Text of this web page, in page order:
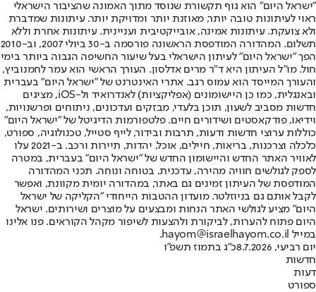
"ישראל היום" הוא גוף תקשורת שנוסד מתוך האמונה שהציבור הישראלי
ראוי לעיתונות טובה יותר, מאוזנת יותר ומדויקת יותר. עיתונות שמדברת
ולא צועקת. עיתונות אמינה, אובייקטיבית ועניינית. עיתונות אחרת וללא
תשלום. המהדורה המודפסת הראשונה פורסמה ב-30 ביולי 2007, וב-2010
הפך "ישראל היום" לעיתון הישראלי בעל שיעור החשיפה הגבוה ביותר בימי
חול. מו"ל העיתון היא ד"ר מרים אדלסון. העורך הראשי הוא עמר לחמנוביץ,
והעורך המייסד הוא עמוס רגב. אתרי האינטרנט של "ישראל היום" בעברית
ובאנגלית, כמו כן היישומונים (אפליקציות) לאנדרואיד ול-iOS, מציגים
חדשות מסביב לשעון, תוכן בלעדי, מבזקים ועדכונים, ניתוחים ופרשנויות,
וידיאו, פודקאסטים ושידורים חיים. פלטפורמות הדיגיטל של "ישראל היום"
כוללות ערוצי חדשות ודעות, תרבות ובידור, לייף סטייל, טכנולוגיה, ספורט,
כלכלה וצרכנות, בריאות, חיילים, אוכל, יהדות, תיירות ורכב. ב-2021 עלו
לאוויר האתר החדש והיישומון החדש של "ישראל היום" בעברית, במטרה
לספק לגולשים חוויה מהירה, עדכנית, בטוחה ונוחה. תכני המהדורה
המודפסת של העיתון זמינים גם באתר, במהדורה יומית מקוונת, ואפשר
לקבל אותם גם בניוזלטר. מועדון ההטבות הייחודי "הקליקה של ישראל
היום" מציע לגולשי האתר הנחות ומבצעים על מוצרים ושירותים. ישראל
היום פתוח להערות, לביקורת ולהצעות לשיפור מקהל הקוראים. פנו אלינו
במייל hayom@israelhayom.co.il.
יום רביעי, 8.7.2026
כ"ג בתמוז תשפ"ו
חדשות
דעות
ספורט